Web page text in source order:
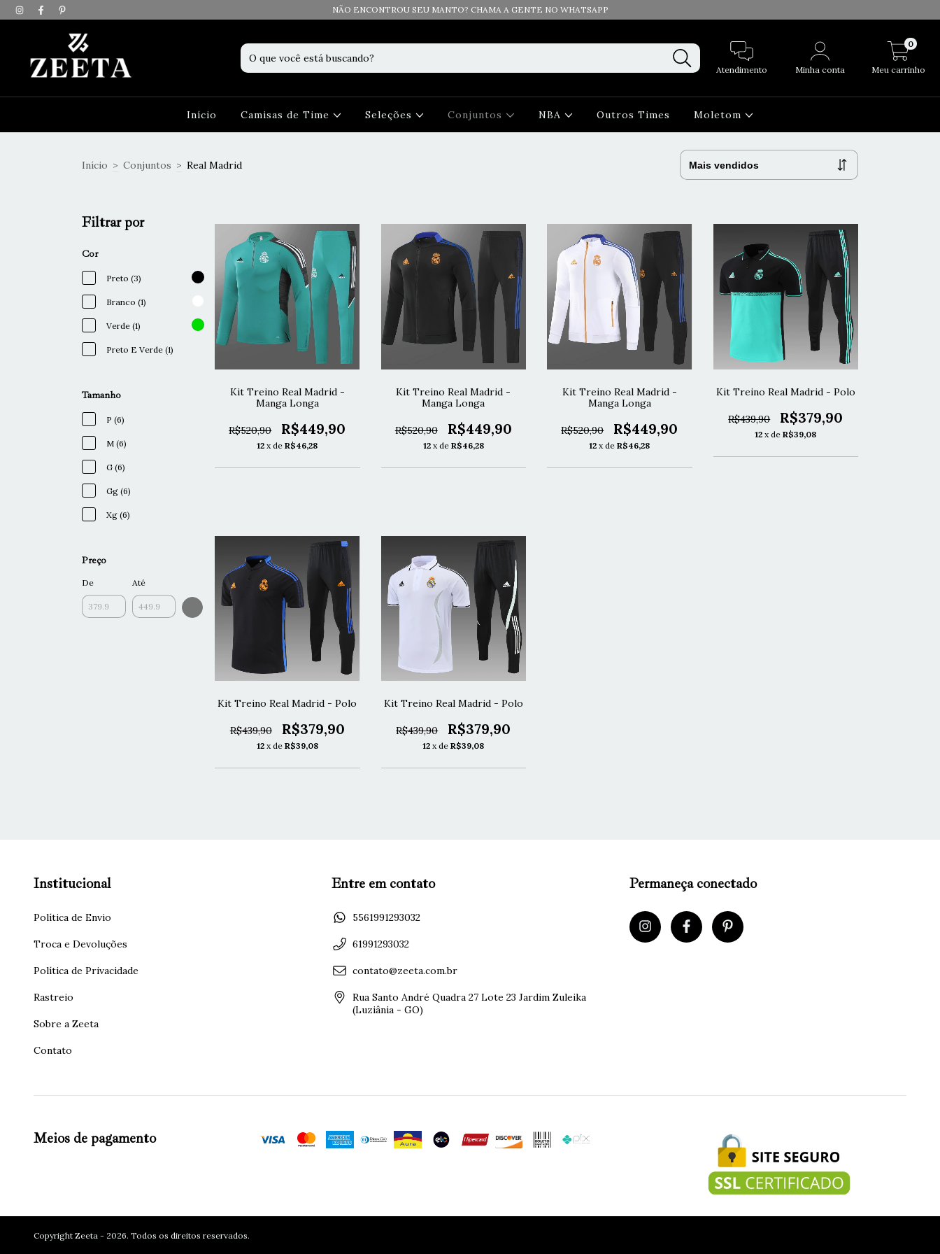
NÃO ENCONTROU SEU MANTO? CHAMA A GENTE NO WHATSAPP
Atendimento Minha conta Meu carrinho
0
Início Camisas de Time Seleções Conjuntos NBA Outros Times Moletom
Início > Conjuntos > Real Madrid
Filtrar por
Cor
Preto (3)
Branco (1)
Verde (1)
Preto E Verde (1)
Tamanho
P (6)
M (6)
G (6)
Gg (6)
Xg (6)
Preço
De Até
Kit Treino Real Madrid -
Manga Longa
R$520,90 R$449,90
12 x deR$46,28
Kit Treino Real Madrid -
Manga Longa
R$520,90 R$449,90
12 x de R$46,28
Kit Treino Real Madrid -
Manga Longa
R$520,90 R$449,90
12 x deR$46,28
Kit Treino Real Madrid - Polo
R$439,90 R$379,90
12 x deR$39,08
Kit Treino Real Madrid - Polo
R$439,90 R$379,90
12 x de R$39,08
Kit Treino Real Madrid - Polo
R$439,90 R$379,90
12 x deR$39,08
Institucional
Política de Envio
Troca e Devoluções
Política de Privacidade
Rastreio
Sobre a Zeeta
Contato
Entre em contato
5561991293032
61991293032
contato@zeeta.com.br
Rua Santo André Quadra 27 Lote 23 Jardim Zuleika
(Luziânia - GO)
Permaneça conectado
Meios de pagamento
Copyright Zeeta - 2026. Todos os direitos reservados.